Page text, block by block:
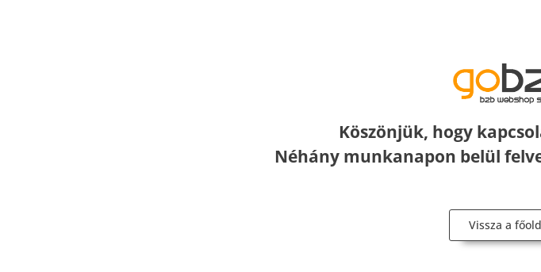
Köszönjük, hogy
Néhány munkanapon belül
Vissza a